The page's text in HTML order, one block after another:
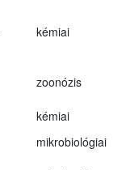
kémiai
zoonózis
kémiai
mikrobiológiai